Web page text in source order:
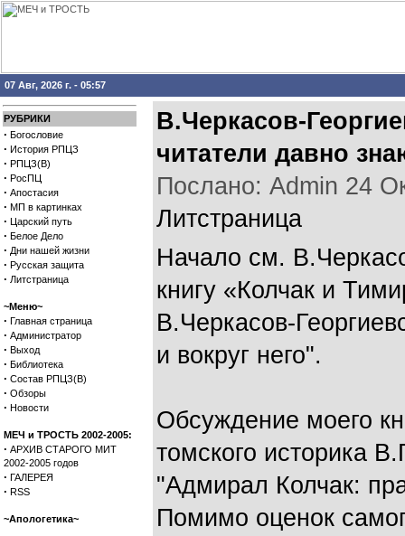
07 Авг, 2026 г. - 05:57
РУБРИКИ
· Богословие
· История РПЦЗ
· РПЦЗ(В)
· РосПЦ
· Апостасия
· МП в картинках
· Царский путь
· Белое Дело
· Дни нашей жизни
· Русская защита
· Литстраница
~Меню~
· Главная страница
· Администратор
· Выход
· Библиотека
· Состав РПЦЗ(В)
· Обзоры
· Новости
МЕЧ и ТРОСТЬ 2002-2005:
· АРХИВ СТАРОГО МИТ
2002-2005 годов
· ГАЛЕРЕЯ
· RSS
~Апологетика~
В.Черкасов-
читатели давно
Послано: Admin 24
Литстраница
Начало см.
книгу «Колчак и
В.Черкасов-
и вокруг него".
Обсуждение моего
томского историка
"Адмирал Колчак:
Помимо оценок